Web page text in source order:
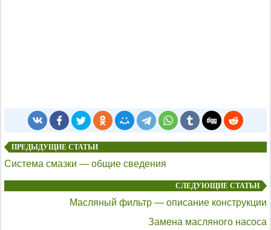
ПРЕДЫДУЩИЕ СТАТЬИ
Система смазки — общие сведения
СЛЕДУЮЩИЕ СТАТЬИ
Масляный фильтр — описание конструкции
Замена масляного насоса